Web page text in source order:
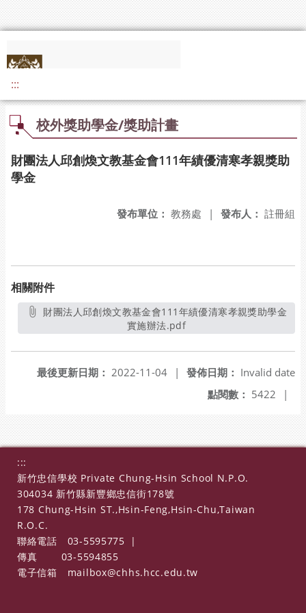
:::
校外獎助學金/獎助計畫
財團法人邱創煥文教基金會111年績優清寒孝親獎助
學金
發布人： 註冊組
發布單位： 教務處 |
相關附件
實施辦法.pdf另開新視窗
發佈日期： Invalid date
最後更新日期： 2022-11-04
|
點閱數： 5422 |
:::
新竹忠信學校 Private Chung-Hsin School N.P.O.
304034 新竹縣新豐鄉忠信街178號
178 Chung-Hsin ST.,Hsin-Feng,Hsin-Chu,Taiwan
R.O.C.
聯絡電話
03-5595775
|
傳真
03-5594855
電子信箱
mailbox@chhs.hcc.edu.tw